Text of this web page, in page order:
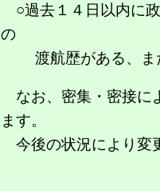
○過去１４日以内に
の
渡航歴がある、ま
なお、密集・密接に
ます。
今後の状況により変